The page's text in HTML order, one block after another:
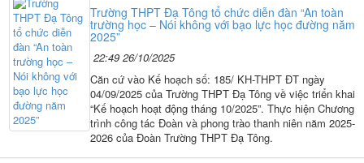
Trường THPT Đạ Tông tổ chức diễn đàn “An toàn
trường học – Nói không với bạo lực học đường năm
2025”
22:49 26/10/2025
Căn cứ vào Kế hoạch số: 185/ KH-THPT ĐT ngày
04/09/2025 của Trường THPT Đạ Tông về việc triển khai
“Kế hoạch hoạt động tháng 10/2025”. Thực hiện Chương
trình công tác Đoàn và phong trào thanh niên năm 2025-
2026 của Đoàn Trường THPT Đạ Tông.